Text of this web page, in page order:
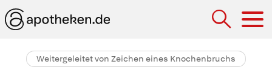
Weitergeleitet von Zeichen eines Knochenbruchs